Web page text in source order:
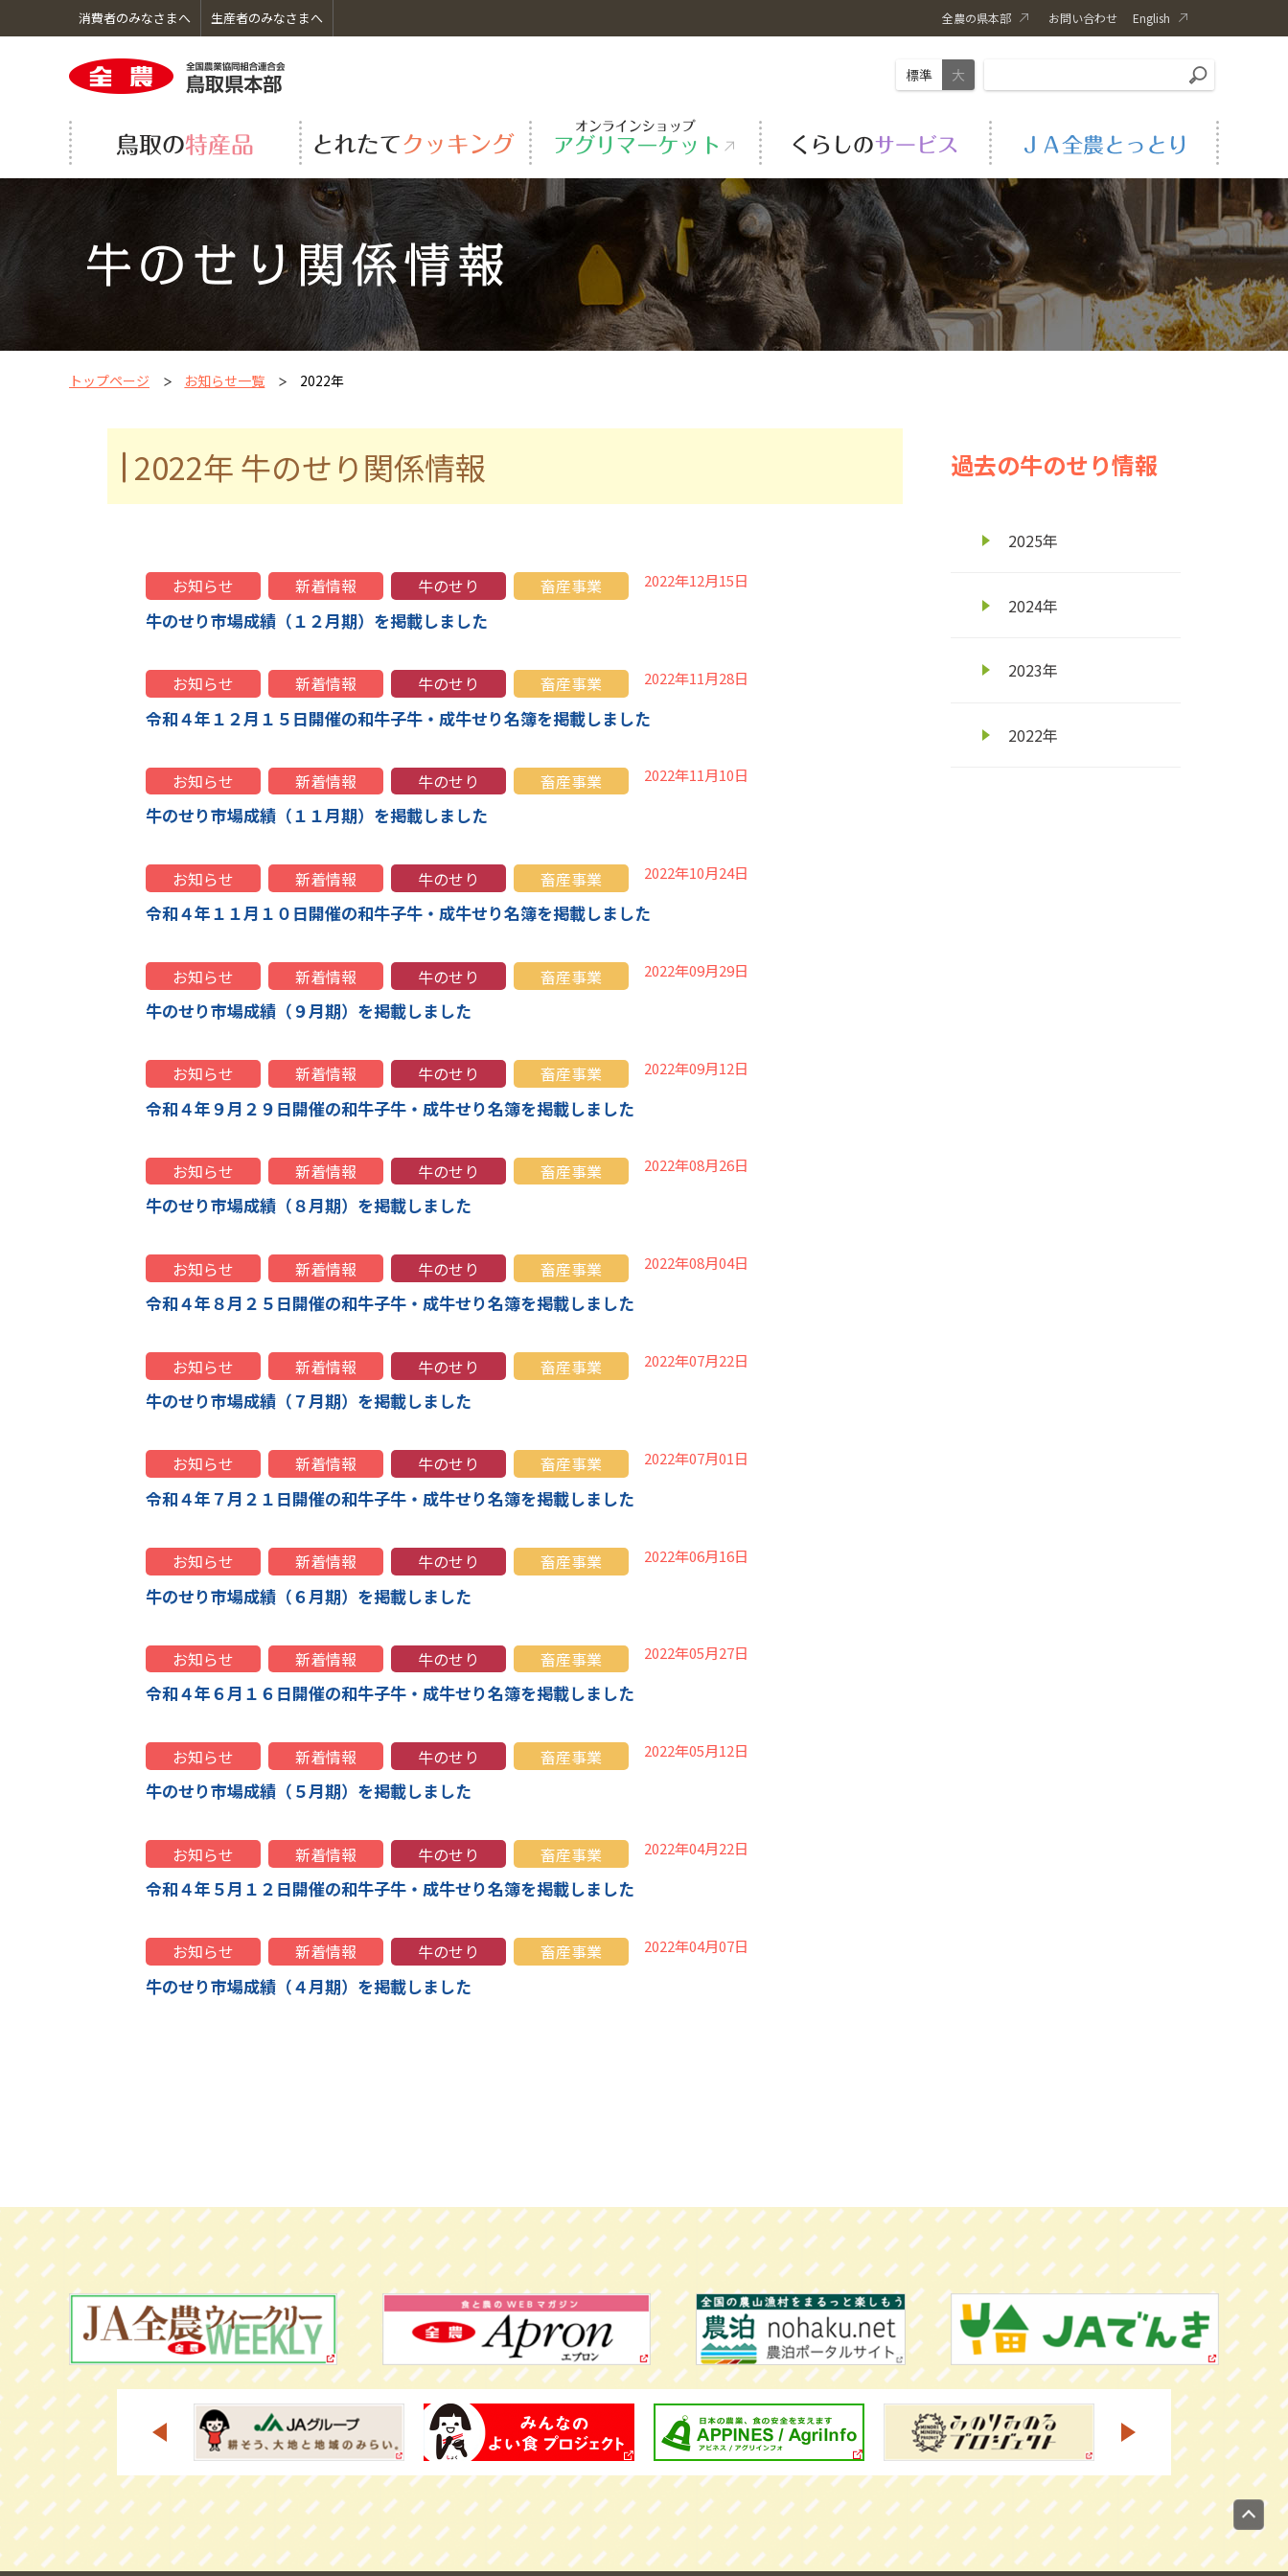
消費者のみなさまへ 生産者のみなさまへ 全農の県本部 お問い合わせ English
標準 大
鳥取の特産品のトップへ 米 やさい
くだもの 旬のカレンダー・特産品マップ
とれたてクッキングのトップへ レシピ動画
くらしのサービスのトップへ ＪＡ-ＳＳ 生活情報
シロアリ防除 ガス
ＪＡ全農とっとりのトップへ 事業概要 事業内容
組織機構図 主な事業所・施設 人権・同和問題取組
ＪＡグループ自己改革 書籍紹介
トップページ お知らせ一覧 2022年
2022年 牛のせり関係情報
お知らせ 新着情報 牛のせり 畜産事業 2022年12月15日
牛のせり市場成績（１２月期）を掲載しました
お知らせ 新着情報 牛のせり 畜産事業 2022年11月28日
令和４年１２月１５日開催の和牛子牛・成牛せり名簿を掲載しました
お知らせ 新着情報 牛のせり 畜産事業 2022年11月10日
牛のせり市場成績（１１月期）を掲載しました
お知らせ 新着情報 牛のせり 畜産事業 2022年10月24日
令和４年１１月１０日開催の和牛子牛・成牛せり名簿を掲載しました
お知らせ 新着情報 牛のせり 畜産事業 2022年09月29日
牛のせり市場成績（９月期）を掲載しました
お知らせ 新着情報 牛のせり 畜産事業 2022年09月12日
令和４年９月２９日開催の和牛子牛・成牛せり名簿を掲載しました
お知らせ 新着情報 牛のせり 畜産事業 2022年08月26日
牛のせり市場成績（８月期）を掲載しました
お知らせ 新着情報 牛のせり 畜産事業 2022年08月04日
令和４年８月２５日開催の和牛子牛・成牛せり名簿を掲載しました
お知らせ 新着情報 牛のせり 畜産事業 2022年07月22日
牛のせり市場成績（７月期）を掲載しました
お知らせ 新着情報 牛のせり 畜産事業 2022年07月01日
令和４年７月２１日開催の和牛子牛・成牛せり名簿を掲載しました
お知らせ 新着情報 牛のせり 畜産事業 2022年06月16日
牛のせり市場成績（６月期）を掲載しました
お知らせ 新着情報 牛のせり 畜産事業 2022年05月27日
令和４年６月１６日開催の和牛子牛・成牛せり名簿を掲載しました
お知らせ 新着情報 牛のせり 畜産事業 2022年05月12日
牛のせり市場成績（５月期）を掲載しました
お知らせ 新着情報 牛のせり 畜産事業 2022年04月22日
令和４年５月１２日開催の和牛子牛・成牛せり名簿を掲載しました
お知らせ 新着情報 牛のせり 畜産事業 2022年04月07日
牛のせり市場成績（４月期）を掲載しました
過去の牛のせり情報
2025年
2024年
2023年
2022年